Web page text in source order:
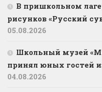
В пришкольном
рисунков «Русский
05.08.2026
Школьный музей
принял юных гостей
04.08.2026